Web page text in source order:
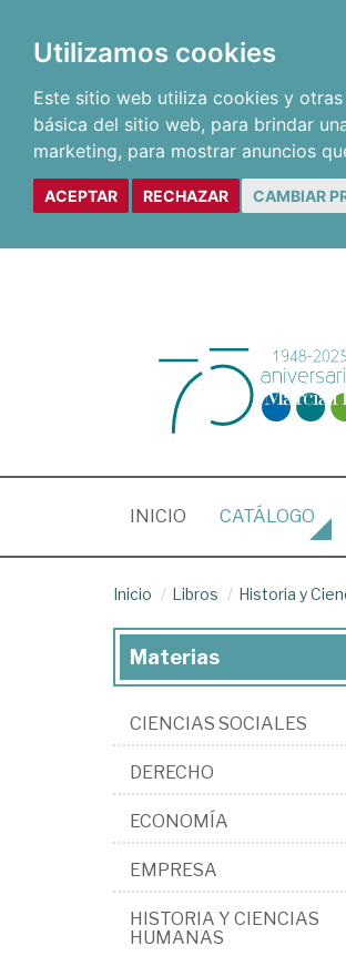
Utilizamos cookies
Este sitio web utiliza cookies y
básica del sitio web, para brindar
marketing, para mostrar anuncios
ACEPTAR RECHAZAR CAMBIAR
INICIO (CURRENT)
CATÁLOGO
Inicio Libros Historia y
Materias
CIENCIAS SOCIALES
DERECHO
ECONOMÍA
EMPRESA
HISTORIA Y CIENCIAS
HUMANAS